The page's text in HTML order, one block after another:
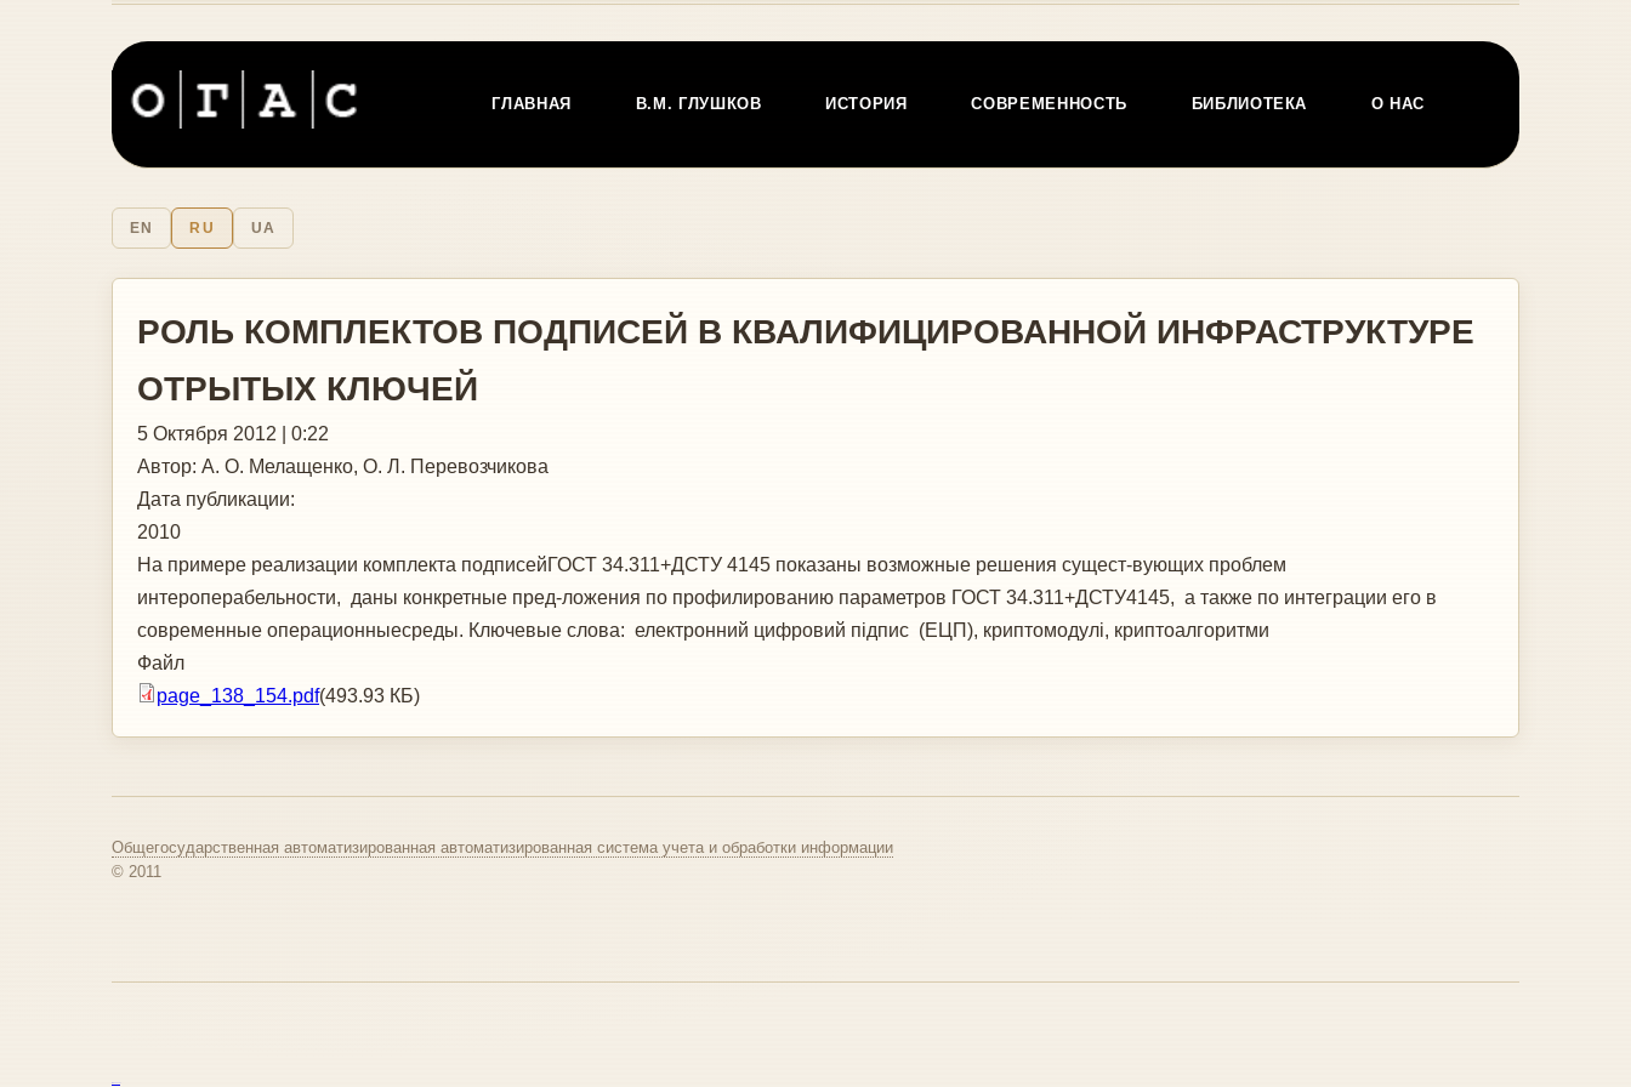
ГЛАВНАЯ В.М. ГЛУШКОВ ИСТОРИЯ СОВРЕМЕННОСТЬ БИБЛИОТЕКА О НАС
EN RU UA
РОЛЬ КОМПЛЕКТОВ ПОДПИСЕЙ В КВАЛИФИЦИРОВАННОЙ ИНФРАСТРУКТУРЕ
ОТРЫТЫХ КЛЮЧЕЙ
5 Октября 2012 | 0:22
Автор: А. О. Мелащенко, О. Л. Перевозчикова
Дата публикации:
2010
На примере реализации комплекта подписейГОСТ 34.311+ДСТУ 4145 показаны возможные решения сущест-вующих проблем
интероперабельности, даны конкретные пред-ложения по профилированию параметров ГОСТ 34.311+ДСТУ4145, а также по интеграции его в
современные операционныесреды. Ключевые слова: електронний цифровий підпис (ЕЦП), криптомодулі, криптоалгоритми
Файл
page_138_154.pdf(493.93 КБ)
Общегосударственная автоматизированная автоматизированная система учета и обработки информации
© 2011